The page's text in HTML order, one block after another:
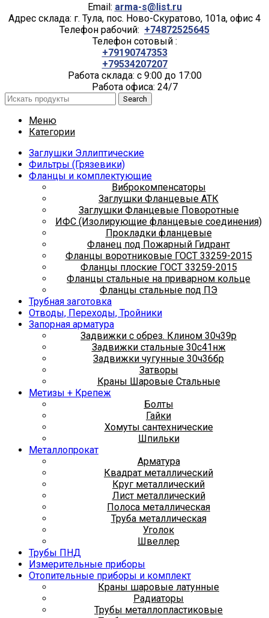
Email: arma-s@list.ru
Адрес склада: г. Тула, пос. Ново-Скуратово, 101а, офис 4
Телефон рабочий: +74872525645
Телефон сотовый :
+79190747353
+79534207207
Работа склада: с 9:00 до 17:00
Работа офиса: 24/7
Search
Меню
Категории
Заглушки Эллиптические
Фильтры (Грязевики)
Фланцы и комплектующие
Виброкомпенсаторы
Заглушки Фланцевые АТК
Заглушки Фланцевые Поворотные
ИФС (Изолирующие фланцевые соединения)
Прокладки фланцевые
Фланец под Пожарный Гидрант
Фланцы воротниковые ГОСТ 33259-2015
Фланцы плоские ГОСТ 33259-2015
Фланцы стальные на приварном кольце
Фланцы стальные под ПЭ
Трубная заготовка
Отводы, Переходы, Тройники
Запорная арматура
Задвижки с обрез. Клином 30ч39р
Задвижки стальные 30с41нж
Задвижки чугунные 30ч36бр
Затворы
Краны Шаровые Стальные
Метизы + Крепеж
Болты
Гайки
Хомуты сантехнические
Шпильки
Металлопрокат
Арматура
Квадрат металлический
Круг металлический
Лист металлический
Полоса металлическая
Труба металлическая
Уголок
Швеллер
Трубы ПНД
Измерительные приборы
Отопительные приборы и комплект
Краны шаровые латунные
Радиаторы
Трубы металлопластиковые